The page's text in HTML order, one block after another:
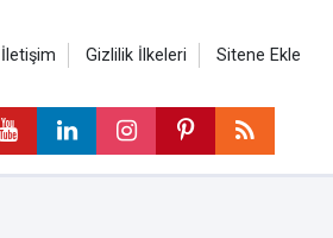
İletişim Gizlilik İlkeleri Sitene Ekle